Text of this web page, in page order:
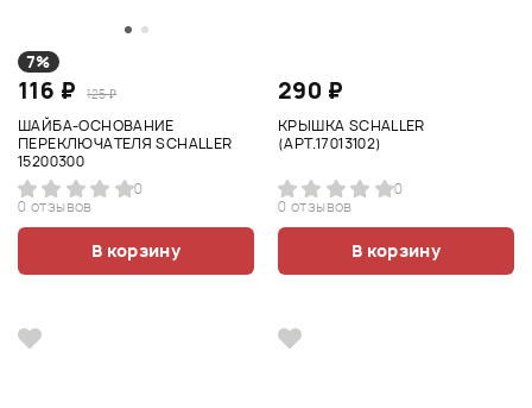
7%
116 ₽ 125 ₽
ШАЙБА-ОСНОВАНИЕ
ПЕРЕКЛЮЧАТЕЛЯ SCHALLER
15200300
0
0 отзывов
В корзину
290 ₽
КРЫШКА SCHALLER
(АРТ.17013102)
0
0 отзывов
В корзину